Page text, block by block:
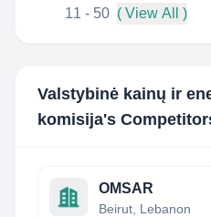
11 - 50 ( View All )
Valstybinė kainų ir
komisija's
OMSAR
Beirut, Lebanon